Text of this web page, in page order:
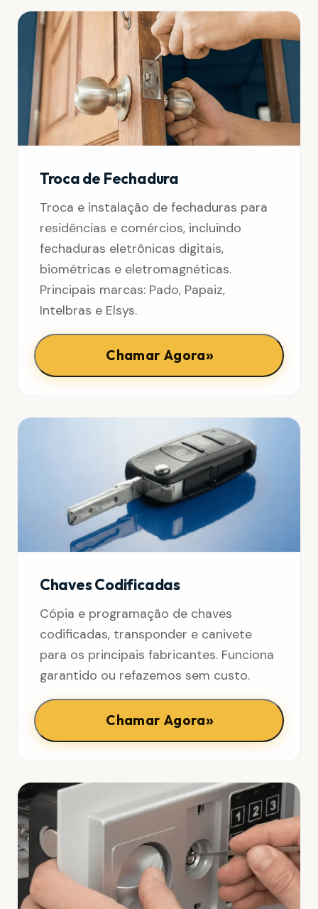
Troca de Fechadura
Troca e instalação de fechaduras para
residências e comércios, incluindo
fechaduras eletrônicas digitais,
biométricas e eletromagnéticas.
Principais marcas: Pado, Papaiz,
Intelbras e Elsys.
Chamar Agora»
Chaves Codificadas
Cópia e programação de chaves
codificadas, transponder e canivete
para os principais fabricantes. Funciona
garantido ou refazemos sem custo.
Chamar Agora»